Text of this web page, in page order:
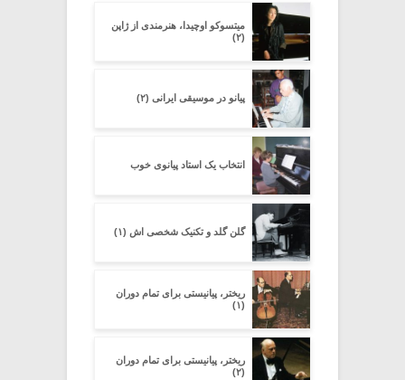
میتسوکو اوچیدا، هنرمندی از ژاپن
(۲)
پیانو در موسیقی ایرانی (۲)
انتخاب یک استاد پیانوی خوب
گلن گلد و تکنیک شخصی اش (۱)
ریختر، پیانیستی برای تمام دوران
(۱)
ریختر، پیانیستی برای تمام دوران
(۲)